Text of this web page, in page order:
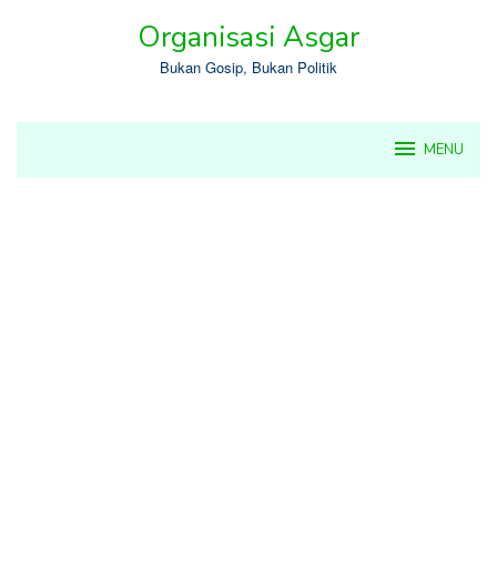
Organisasi Asgar
Bukan Gosip, Bukan Politik
MENU